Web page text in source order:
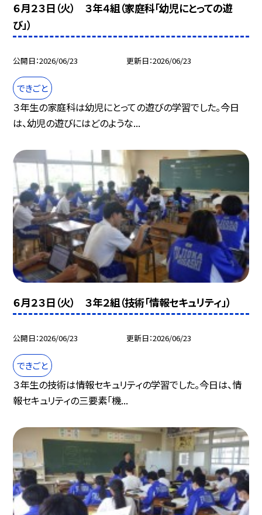
６月２３日（火） ３年４組（家庭科「幼児にとっての遊
び」）
公開日 2026/06/23 更新日 2026/06/23
できごと
３年生の家庭科は幼児にとっての遊びの学習でした。今日
は、幼児の遊びにはどのような...
６月２３日（火） ３年２組（技術「情報セキュリティ」）
公開日 2026/06/23 更新日 2026/06/23
できごと
３年生の技術は情報セキュリティの学習でした。今日は、情
報セキュリティの三要素「機...